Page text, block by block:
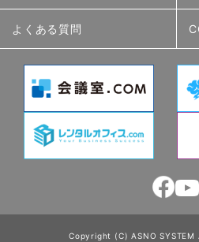
よくある質問
Copyright (C) ASNO SYSTEM